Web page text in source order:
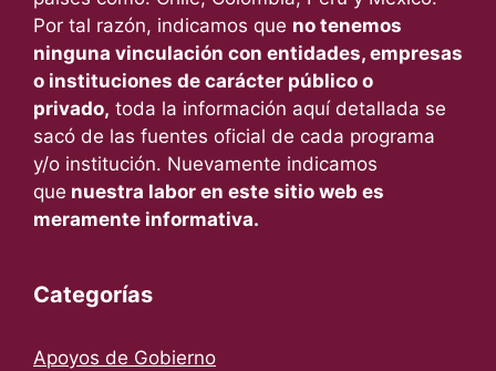
Por tal razón, indicamos que no tenemos
ninguna vinculación con entidades, empresas
o instituciones de carácter público o
privado, toda la información aquí detallada se
sacó de las fuentes oficial de cada programa
y/o institución. Nuevamente indicamos
que nuestra labor en este sitio web es
meramente informativa.
Categorías
Apoyos de Gobierno